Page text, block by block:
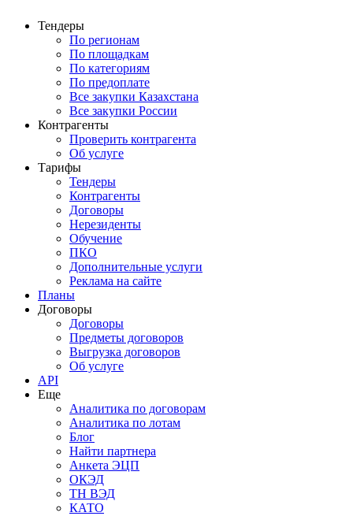
Тендеры
По регионам
По площадкам
По категориям
По предоплате
Все закупки Казахстана
Все закупки России
Контрагенты
Проверить контрагента
Об услуге
Тарифы
Тендеры
Контрагенты
Договоры
Нерезиденты
Обучение
ПКО
Дополнительные услуги
Реклама на сайте
Планы
Договоры
Договоры
Предметы договоров
Выгрузка договоров
Об услуге
API
Еще
Аналитика по договорам
Аналитика по лотам
Блог
Найти партнера
Анкета ЭЦП
ОКЭД
ТН ВЭД
КАТО